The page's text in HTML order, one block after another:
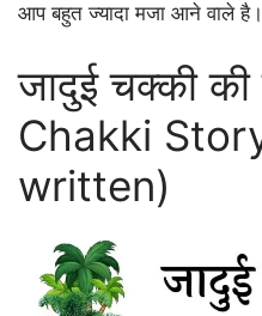
आप बहुत ज्यादा मजा आने वाले
जादुई चक्की
Chakki
written)